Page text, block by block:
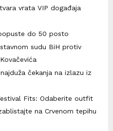
vrata VIP događaja
do 50 posto
sudu BiH protiv
čekanja na izlazu iz
Fits: Odaberite outfit
na Crvenom tepihu